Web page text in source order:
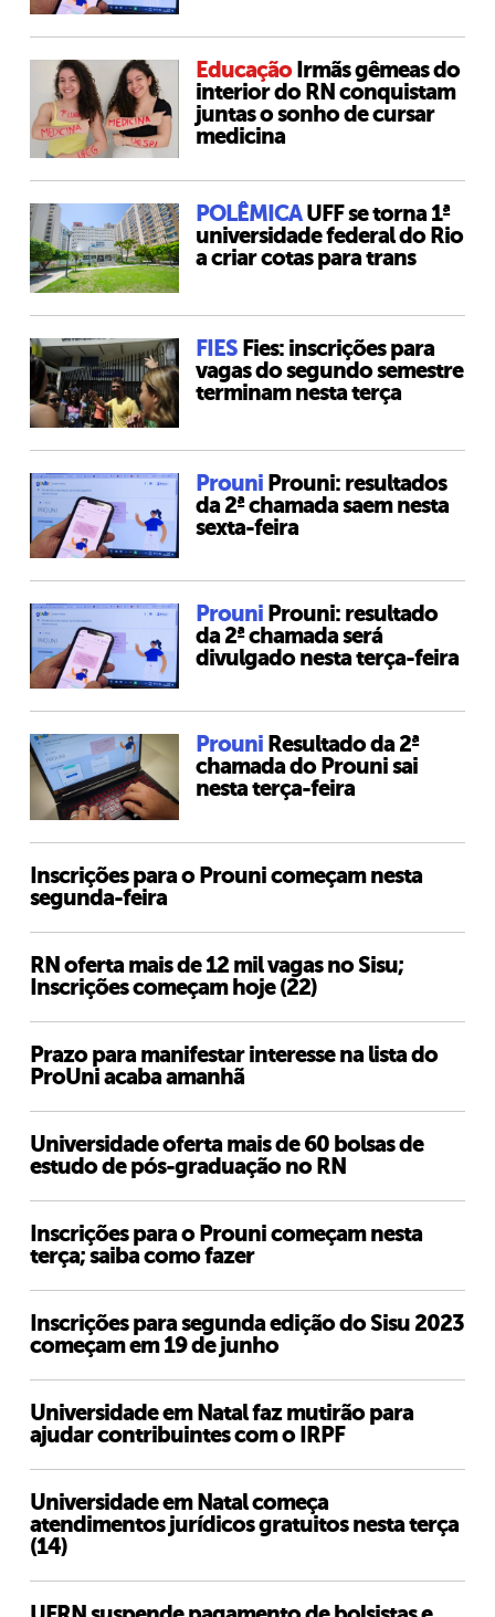
Educação Irmãs gêmeas do
interior do RN conquistam
juntas o sonho de cursar
medicina
POLÊMICAUFF se torna 1ª
universidade federal do Rio
a criar cotas para trans
FIES Fies: inscrições para
vagas do segundo semestre
terminam nesta terça
Prouni Prouni: resultados
da 2ª chamada saem nesta
sexta-feira
Prouni Prouni: resultado
da 2ª chamada será
divulgado nesta terça-feira
Prouni Resultado da 2ª
chamada do Prouni sai
nesta terça-feira
Inscrições para o Prouni começam nesta
segunda-feira
RN oferta mais de 12 mil vagas no Sisu;
Inscrições começam hoje (22)
Prazo para manifestar interesse na lista do
ProUni acaba amanhã
Universidade oferta mais de 60 bolsas de
estudo de pós-graduação no RN
Inscrições para o Prouni começam nesta
terça; saiba como fazer
Inscrições para segunda edição do Sisu 2023
começam em 19 de junho
Universidade em Natal faz mutirão para
ajudar contribuintes com o IRPF
Universidade em Natal começa
atendimentos jurídicos gratuitos nesta terça
(14)